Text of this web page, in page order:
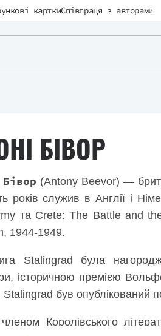
карткиСпівпраця з авторами
БІВОР
(Antony Beevor) —
років служив в Англії і
та Crete: The Battle and
1944-1949.
Stalingrad була
історичною премією
Stalingrad був опублікований
Королівського